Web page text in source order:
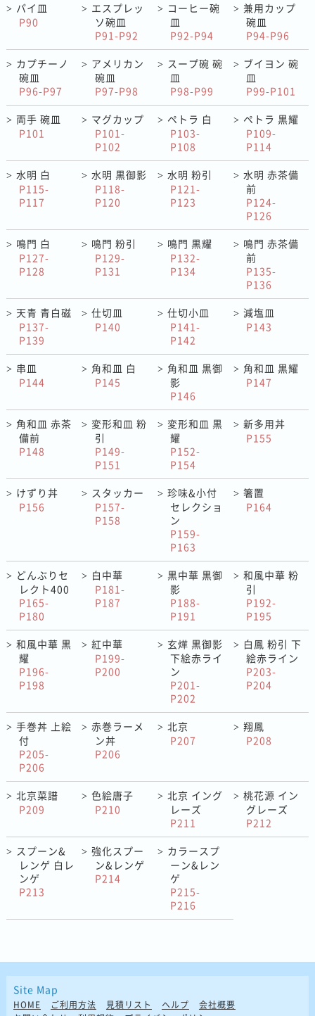
> パイ皿
P90
> エスプレッ
ソ碗皿
P91-P92
> コーヒー碗
皿
P92-P94
> 兼用カップ
碗皿
P94-P96
> カプチーノ
碗皿
P96-P97
> アメリカン
碗皿
P97-P98
> スープ碗 碗
皿
P98-P99
> ブイヨン 碗
皿
P99-P101
> 両手 碗皿
P101
> マグカップ
P101-
P102
> ペトラ 白
P103-
P108
> ペトラ 黒耀
P109-
P114
> 水明 白
P115-
P117
>水明 黒御影
P118-
P120
> 水明 粉引
P121-
P123
> 水明 赤茶備
前
P124-
P126
> 鳴門 白
P127-
P128
> 鳴門 粉引
P129-
P131
> 鳴門 黒耀
P132-
P134
> 鳴門 赤茶備
前
P135-
P136
> 天青 青白磁
P137-
P139
>仕切皿
P140
> 仕切小皿
P141-
P142
> 減塩皿
P143
> 串皿
P144
> 角和皿 白
P145
> 角和皿 黒御
影
P146
> 角和皿 黒耀
P147
> 角和皿 赤茶
備前
P148
> 変形和皿 粉
引
P149-
P151
> 変形和皿 黒
耀
P152-
P154
> 新多用丼
P155
> けずり丼
P156
> スタッカー
P157-
P158
> 珍味&小付
セレクショ
ン
P159-
P163
> 箸置
P164
> どんぶりセ
レクト400
P165-
P180
> 白中華
P181-
P187
> 黒中華 黒御
影
P188-
P191
> 和風中華 粉
引
P192-
P195
> 和風中華 黒
耀
P196-
P198
>紅中華
P199-
P200
> 玄燁 黒御影
下絵赤ライ
ン
P201-
P202
> 白鳳 粉引 下
絵赤ライン
P203-
P204
> 手巻丼 上絵
付
P205-
P206
>赤巻ラーメ
ン丼
P206
> 北京
P207
> 翔鳳
P208
> 北京菜譜
P209
>色絵唐子
P210
> 北京 イング
レーズ
P211
> 桃花源 イン
グレーズ
P212
> スプーン&
レンゲ 白レ
ンゲ
P213
>強化スプー
ン&レンゲ
P214
> カラースプ
ーン&レン
ゲ
P215-
P216
Site Map
HOME ご利用方法 見積リスト ヘルプ
会社概要